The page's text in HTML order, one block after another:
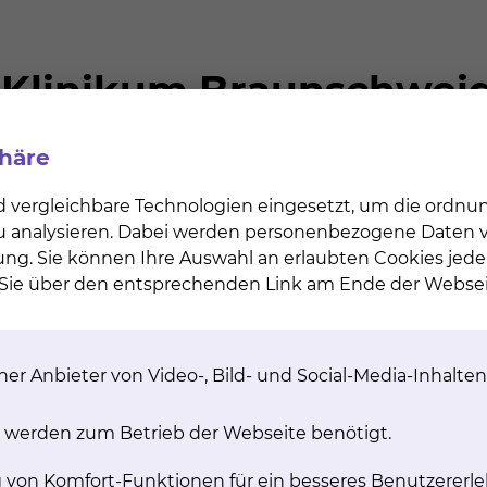
Pathologie entwickelt und wird seit März 2001 als
diese abteilungsübergreifende Kooperation
und materielle Aufwendungen möglichst effektiv zu
an uns wenden
und Fettstoffwechselstörungen
vergleichbare Technologien eingesetzt, um die
Dabei werden personenbezogene Daten
Sie können Ihre Auswahl an erlaubten Cookies
über den entsprechenden Link am Ende der
Anbieter von Video-, Bild- und Social-Media-
werden zum Betrieb der Webseite benötigt.
Komfort-Funktionen für ein besseres